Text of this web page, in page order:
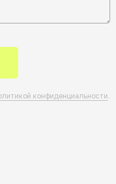
конфиденциальности.